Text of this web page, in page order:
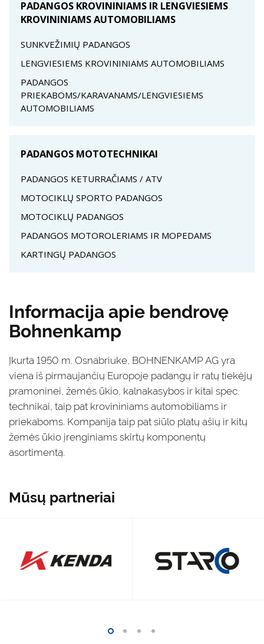
PADANGOS KROVININIAMS IR LENGVIESIEMS
KROVININIAMS AUTOMOBILIAMS
SUNKVEŽIMIŲ PADANGOS
LENGVIESIEMS KROVININIAMS AUTOMOBILIAMS
PADANGOS
PRIEKABOMS/KARAVANAMS/LENGVIESIEMS
AUTOMOBILIAMS
PADANGOS MOTOTECHNIKAI
PADANGOS KETURRAČIAMS / ATV
MOTOCIKLŲ SPORTO PADANGOS
MOTOCIKLŲ PADANGOS
PADANGOS MOTOROLERIAMS IR MOPEDAMS
KARTINGŲ PADANGOS
Informacija apie bendrovę
Bohnenkamp
Įkurta 1950 m. Osnabriuke, BOHNENKAMP AG yra
viena iš pirmaujančių Europoje padangų ir ratų tiekėjų
pramoninei, žemės ūkio, kalnakasybos ir kitai spec.
technikai, taip pat krovininiams automobiliams ir
priekaboms. Kompanija taip pat siūlo platų ašių ir kitų
žemės ūkio įrenginiams skirtų komponentų
asortimentą.
Mūsų partneriai